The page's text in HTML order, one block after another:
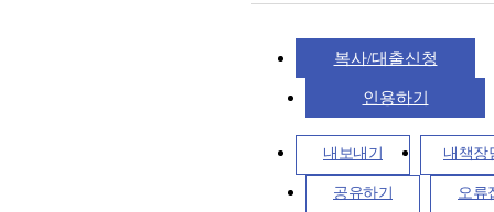
복사/대출신청
인용하기
내보내기 내책장
공유하기 오류